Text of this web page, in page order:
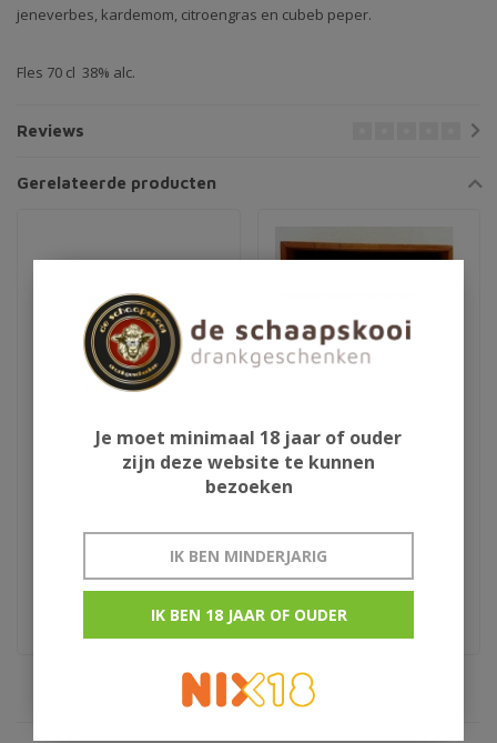
jeneverbes, kardemom, citroengras en cubeb peper.
Fles 70 cl 38% alc.
Reviews
Gerelateerde producten
Zuidam Oude Jenever
Zuidam Korenwijn
Founders Reserve
€199,95
Je moet minimaal 18 jaar of ouder
zijn deze website te kunnen
bezoeken
IK BEN MINDERJARIG
IK BEN 18 JAAR OF OUDER